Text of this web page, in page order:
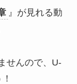
』が見れる動
せんので、U-